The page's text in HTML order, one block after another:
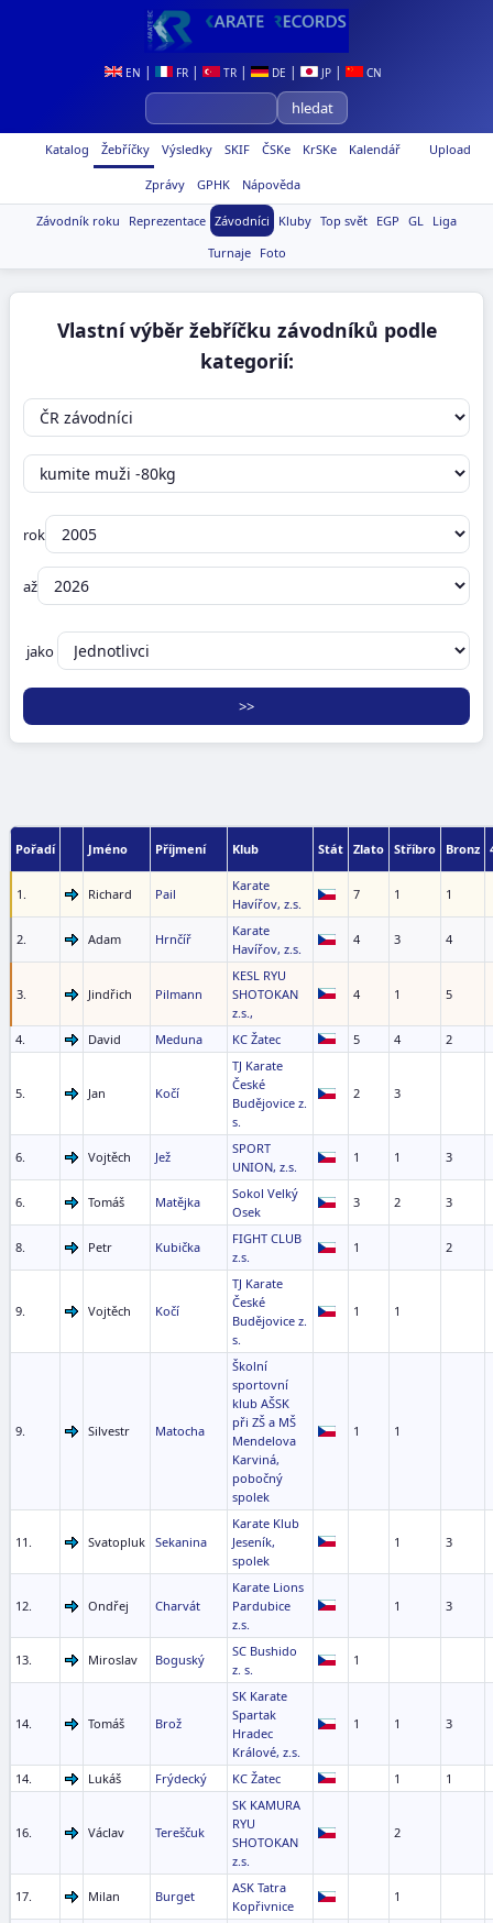
EN | FR | TR | DE | JP | CN
Upload
Katalog Žebříčky Výsledky SKIF ČSKe KrSKe Kalendář
Zprávy GPHK Nápověda
Závodník roku Reprezentace Závodníci Kluby Top svět EGP GL Liga
Turnaje
Foto
Vlastní výběr žebříčku závodníků podle
kategorií:
rok
až
jako
Pořadí Jméno Příjmení Klub Stát Zlato Stříbro Bronz
1. Richard Pail
Karate
Havířov, z.s.
7 1 1
2. Adam Hrnčíř
Karate
Havířov, z.s.
4 3 4
3. Jindřich Pilmann
KESL RYU
SHOTOKAN
z.s.,
4 1 5
4. David Meduna KC Žatec 5 4 2
5. Jan Kočí
TJ Karate
České
Budějovice z.
s.
2 3
6. Vojtěch Jež
SPORT
UNION, z.s.
1 1 3
6. Tomáš Matějka
Sokol Velký
Osek
3 2 3
8. Petr Kubička
FIGHT CLUB
z.s.
1 2
9. Vojtěch Kočí
TJ Karate
České
Budějovice z.
s.
1 1
9. Silvestr Matocha
Školní
sportovní
klub AŠSK
při ZŠ a MŠ
Mendelova
Karviná,
pobočný
spolek
1 1
11. Svatopluk Sekanina
Karate Klub
Jeseník,
spolek
1 3
12. Ondřej Charvát
Karate Lions
Pardubice
z.s.
1 3
13. Miroslav Boguský
SC Bushido
z. s.
1
14. Tomáš Brož
SK Karate
Spartak
Hradec
Králové, z.s.
1 1 3
14. Lukáš Frýdecký KC Žatec 1 1
16. Václav Tereščuk
SK KAMURA
RYU
SHOTOKAN
z.s.
2
17. Milan Burget
ASK Tatra
Kopřivnice
1